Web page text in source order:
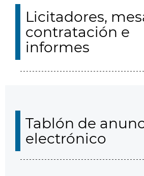
Licitadores,
contratación e
informes
Tablón de
electrónico